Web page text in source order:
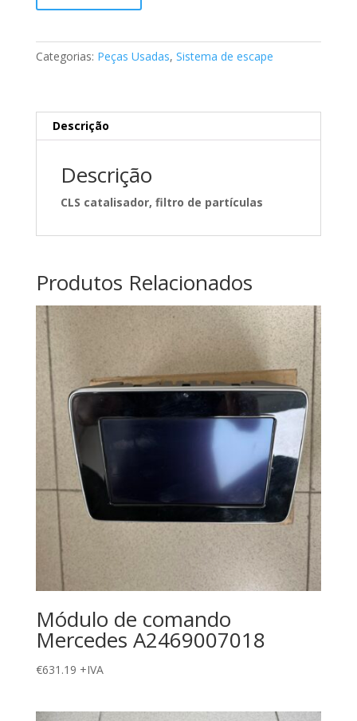
Catalisador
A212490892A2124901614
Categorias: Peças Usadas, Sistema de escape
Descrição
Descrição
CLS catalisador, filtro de partículas
Produtos Relacionados
Módulo de comando
Mercedes A2469007018
€631.19 +IVA